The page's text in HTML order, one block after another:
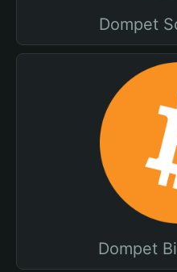
Dompet
Dompet